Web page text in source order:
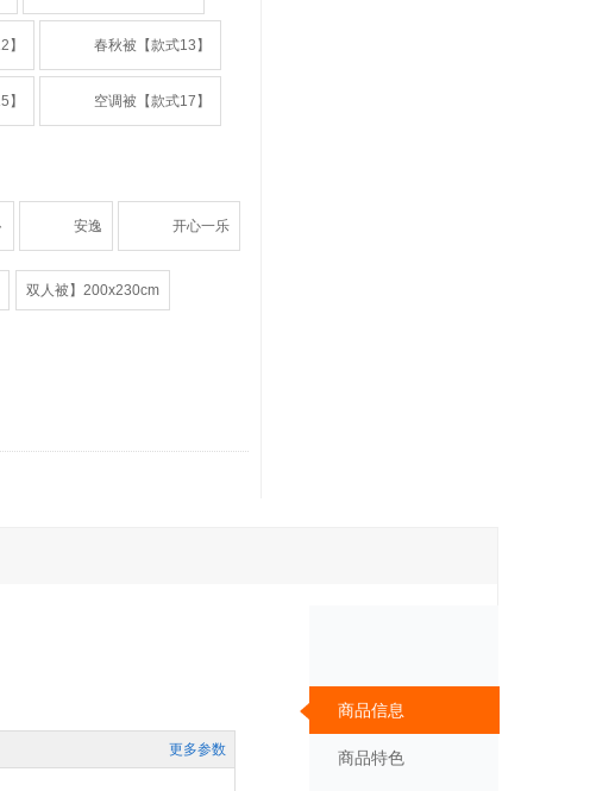
春秋被【款式13】
空调被【款式17】
安逸 开心一乐
双人被】200x230cm
更多参数
商品信息
商品特色